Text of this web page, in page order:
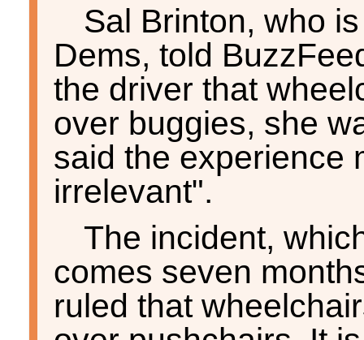
Sal Brinton, who
Dems, told
the driver that
over buggies, she
said the experience
irrelevant".
The incident,
comes seven
ruled that